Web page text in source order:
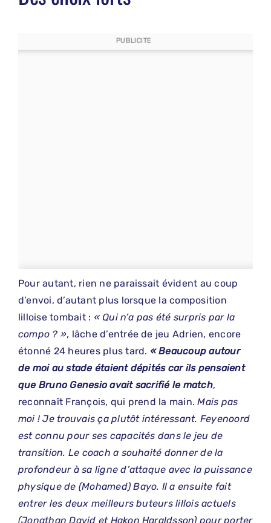
PUBLICITE
Pour autant, rien ne paraissait évident au coup
d’envoi, d’autant plus lorsque la composition
lilloise tombait : « Qui n’a pas été surpris par la
compo ? », lâche d’entrée de jeu Adrien, encore
étonné 24 heures plus tard. « Beaucoup autour
de moi au stade étaient dépités car ils pensaient
que Bruno Genesio avait sacrifié le match,
reconnaît François, qui prend la main.Mais pas
moi ! Je trouvais ça plutôt intéressant. Feyenoord
est connu pour ses capacités dans le jeu de
transition. Le coach a souhaité donner de la
profondeur à sa ligne d’attaque avec la puissance
physique de (Mohamed) Bayo. Il a ensuite fait
entrer les deux meilleurs buteurs lillois actuels
(Jonathan David et Hakon Haraldsson) pour porter